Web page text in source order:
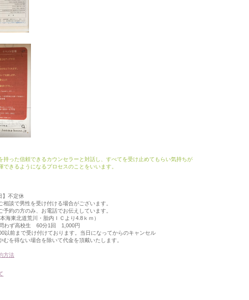
った信頼できるカウンセラーと対話し、すべてを受け止めてもらい気持ちが
きるようになるプロセスのことをいいます。
】不定休
談で男性を受け付ける場合がございます。
予約の方のみ、お電話でお伝えしています。
北道荒川・胎内ＩＣより4.8ｋｍ）
ず高校生 60分1回 1,000円
以前まで受け付けております。当日になってからのキャンセル
を除いて代金を頂戴いたします。
方法